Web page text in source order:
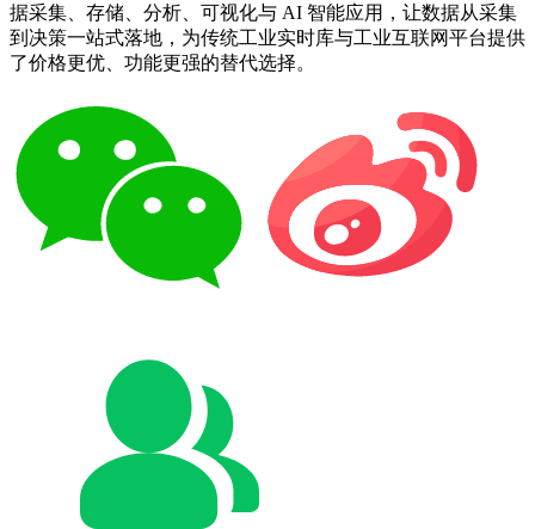
据采集、存储、分析、可视化与 AI 智能应用，让数据从采集
到决策一站式落地，为传统工业实时库与工业互联网平台提供
了价格更优、功能更强的替代选择。